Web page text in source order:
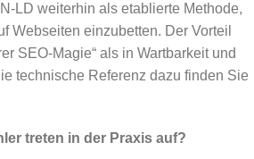
LD weiterhin als etablierte Methode,
Webseiten einzubetten. Der Vorteil
SEO-Magie“ als in Wartbarkeit und
technische Referenz dazu finden Sie
treten in der Praxis auf?